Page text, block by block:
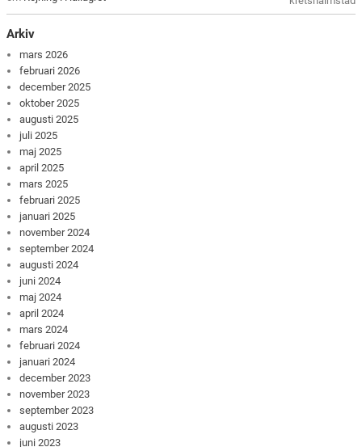
Arkiv
mars 2026
februari 2026
december 2025
oktober 2025
augusti 2025
juli 2025
maj 2025
april 2025
mars 2025
februari 2025
januari 2025
november 2024
september 2024
augusti 2024
juni 2024
maj 2024
april 2024
mars 2024
februari 2024
januari 2024
december 2023
november 2023
september 2023
augusti 2023
juni 2023